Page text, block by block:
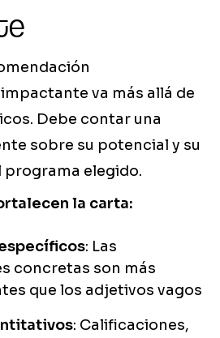
va más allá de
Debe contar una
sobre su potencial y su
elegido.
la carta:
: Las
concretas son más
que los adjetivos vagos
: Calificaciones,